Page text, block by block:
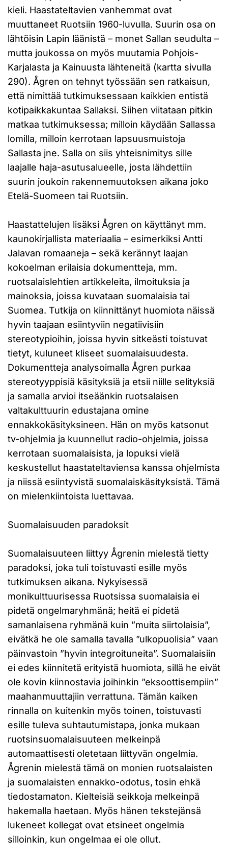
kieli. Haastateltavien vanhemmat ovat
muuttaneet Ruotsiin 1960-luvulla. Suurin osa on
lähtöisin Lapin läänistä – monet Sallan seudulta –
mutta joukossa on myös muutamia Pohjois-
Karjalasta ja Kainuusta lähteneitä (kartta sivulla
290). Ågren on tehnyt työssään sen ratkaisun,
että nimittää tutkimuksessaan kaikkien entistä
kotipaikkakuntaa Sallaksi. Siihen viitataan pitkin
matkaa tutkimuksessa; milloin käydään Sallassa
lomilla, milloin kerrotaan lapsuusmuistoja
Sallasta jne. Salla on siis yhteisnimitys sille
laajalle haja-asutusalueelle, josta lähdettiin
suurin joukoin rakennemuutoksen aikana joko
Etelä-Suomeen tai Ruotsiin.
Haastattelujen lisäksi Ågren on käyttänyt mm.
kaunokirjallista materiaalia – esimerkiksi Antti
Jalavan romaaneja – sekä kerännyt laajan
kokoelman erilaisia dokumentteja, mm.
ruotsalaislehtien artikkeleita, ilmoituksia ja
mainoksia, joissa kuvataan suomalaisia tai
Suomea. Tutkija on kiinnittänyt huomiota näissä
hyvin taajaan esiintyviin negatiivisiin
stereotypioihin, joissa hyvin sitkeästi toistuvat
tietyt, kuluneet kliseet suomalaisuudesta.
Dokumentteja analysoimalla Ågren purkaa
stereotyyppisiä käsityksiä ja etsii niille selityksiä
ja samalla arvioi itseäänkin ruotsalaisen
valtakulttuurin edustajana omine
ennakkokäsityksineen. Hän on myös katsonut
tv-ohjelmia ja kuunnellut radio-ohjelmia, joissa
kerrotaan suomalaisista, ja lopuksi vielä
keskustellut haastateltaviensa kanssa ohjelmista
ja niissä esiintyvistä suomalaiskäsityksistä. Tämä
on mielenkiintoista luettavaa.
Suomalaisuuden paradoksit
Suomalaisuuteen liittyy Ågrenin mielestä tietty
paradoksi, joka tuli toistuvasti esille myös
tutkimuksen aikana. Nykyisessä
monikulttuurisessa Ruotsissa suomalaisia ei
pidetä ongelmaryhmänä; heitä ei pidetä
samanlaisena ryhmänä kuin ”muita siirtolaisia”,
eivätkä he ole samalla tavalla ”ulkopuolisia” vaan
päinvastoin ”hyvin integroituneita”. Suomalaisiin
ei edes kiinnitetä erityistä huomiota, sillä he eivät
ole kovin kiinnostavia joihinkin ”eksoottisempiin”
maahanmuuttajiin verrattuna. Tämän kaiken
rinnalla on kuitenkin myös toinen, toistuvasti
esille tuleva suhtautumistapa, jonka mukaan
ruotsinsuomalaisuuteen melkeinpä
automaattisesti oletetaan liittyvän ongelmia.
Ågrenin mielestä tämä on monien ruotsalaisten
ja suomalaisten ennakko-odotus, tosin ehkä
tiedostamaton. Kielteisiä seikkoja melkeinpä
hakemalla haetaan. Myös hänen tekstejänsä
lukeneet kollegat ovat etsineet ongelmia
silloinkin, kun ongelmaa ei ole ollut.